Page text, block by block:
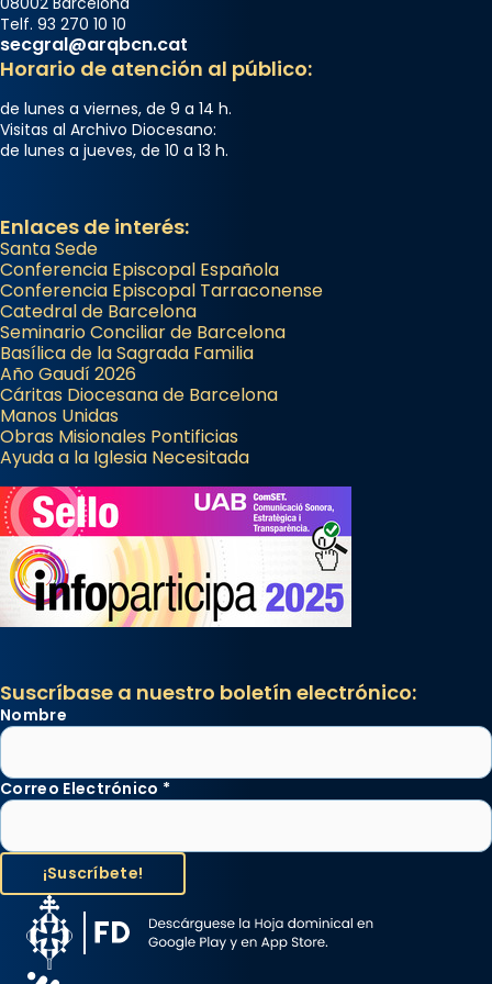
Telf. 93 270 10 10
secgral@arqbcn.cat
Horario de atención al público:
de lunes a viernes, de 9 a 14 h.
Visitas al Archivo Diocesano:
de lunes a jueves, de 10 a 13 h.
Enlaces de interés:
Santa Sede
Conferencia Episcopal Española
Conferencia Episcopal Tarraconense
Catedral de Barcelona
Seminario Conciliar de Barcelona
Basílica de la Sagrada Familia
Año Gaudí 2026
Cáritas Diocesana de Barcelona
Manos Unidas
Obras Misionales Pontificias
Ayuda a la Iglesia Necesitada
Suscríbase a nuestro boletín electrónico:
Nombre
Correo Electrónico *